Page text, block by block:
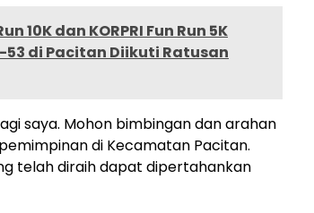
10K dan KORPRI Fun Run 5K
53 di Pacitan Diikuti Ratusan
saya. Mohon bimbingan dan arahan
di Kecamatan Pacitan.
telah diraih dapat dipertahankan